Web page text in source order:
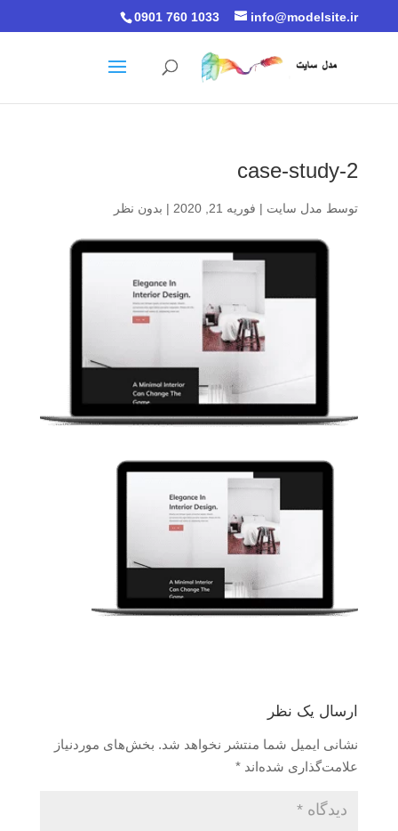
0901 760 1033 info@modelsite.ir
case-study-2
توسط مدل سایت | فوریه 21, 2020 | بدون نظر
ارسال یک نظر
نشانی ایمیل شما منتشر نخواهد شد. بخش‌های موردنیاز
علامت‌گذاری شده‌اند *